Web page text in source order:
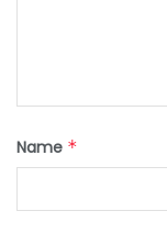
Name *